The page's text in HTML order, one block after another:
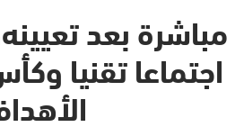
مباشرة بعد
اجتماعا تقنيا